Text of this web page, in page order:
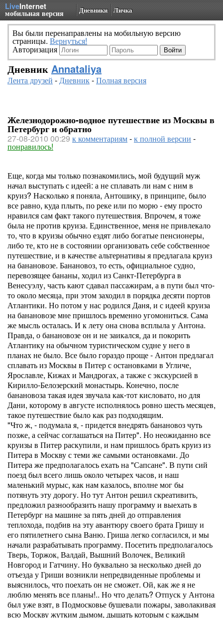
LiveInternet
мобильная версия Дневники Личка
Вы были перенаправлены на мобильную версию
страницы. Вернуться!
Авторизация
Дневник Annataliya
Лента друзей -Дневник-Полная версия
Железнодорожно-водное путешествие из Москвы в
Петербург и обратно
27-08-2010 00:29 к комментариям-к полной версии -
понравилось!
Еще, когда мы только познакомились, мой будущий муж
начал выступать с идеей: а не сплавать ли нам с ним в
круиз? Насколько я поняла, Антошику, в принципе, было
все равно, куда плыть, по реке или по морю - ему просто
нравился сам факт такого путешествия. Впрочем, я тоже
была не против круиза. Единственное, меня не привлекало
то, что в круизы обычно ездят либо богатые пенсионеры,
либо те, кто не в состоянии организовать себе собственное
путешествие, и в качестве альтернативы я предлагала круиз
на банановозе. Банановоз, то есть, официальное судно,
перевозящее бананы, ходил из Санкт-Петербурга в
Венесуэлу, часть кают сдавал пассажирам, а в пути был что-
то около месяца, при этом заходил в порядка десяти портов
Атлантики. Но потом у нас родился Даня, и с идеей круиза
на банановозе мне пришлось временно угомониться. Сама
же мысль осталась. И к лету она снова всплыла у Антона.
Правда, о банановозе он и не заикался, да и покорить
Атлантику на обычном туристическом судне у него в
планах не было. Все было гораздо проще - Антон предлагал
сплавать из Москвы в Питер с остановками в Угличе,
Ярославле, Кижах и Мандрогах, а также с экскурсией в
Кирилло-Белозерский монастырь. Конечно, после
банановоза такая идея звучала как-тот кисловато, но для
Дани, которому в августе исполнялось ровно шесть месяцев,
такое путешествие было как раз подходящим.
"Что ж, - подумала я, - придется внедрять банановоз чуть
позже, а сейчас соглашаться на Питер". Но неожиданно все
круизы в Питер раскупили, и нам пришлось брать круиз из
Питера в Москву с теми же самыми остановками. До
Питера же предполагалось ехать на "Сапсане". В пути сий
поезд был всего лишь около четырех часов, и наш
маленький мурыс, как нам казалось, вполне мог бы
потянуть эту дорогу. Но тут Антон решил скреативить,
предложил разнообразить нашу программу и выехать в
Петербург на машине за пять дней до отправления
теплохода, подбив на эту авантюру своего брата Гришу и
его пятилетнего сына Ваню. Гриша легко согласился, и мы
начали разрабатывать программу. Посетить предполагалось
Тверь, Торжок, Валдай, Вышний Волочек, Великий
Новгород и Гатчину. Но буквально за несколько дней до
отъезда у Гриши возникли непредвиденные проблемы и
выяснилось, что поехать он не сможет. Ой, как же я не
люблю менять все планы!.. Но что делать? Отпуск у Антона
был уже взят, в Подмосковье бушевали пожары, заволакивая
всю Москву жутким дымом, дышать которым с каждым